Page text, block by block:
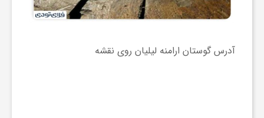
آدرس گوستان ارامنه لیلیان روی نقشه